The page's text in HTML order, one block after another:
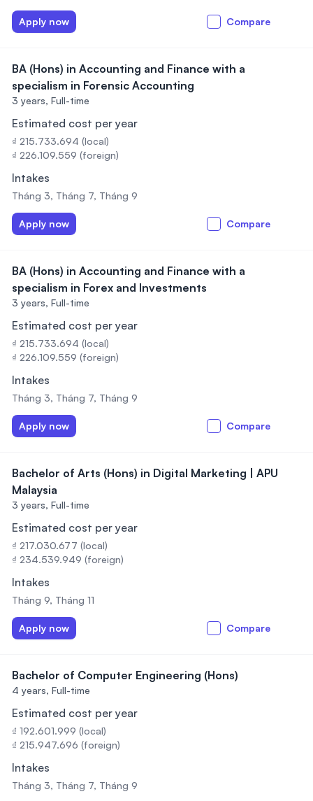
Apply now Compare
BA (Hons) in Accounting and Finance with a
specialism in Forensic Accounting
3 years, Full-time
Estimated cost per year
₫ 215.733.694 (local)
₫ 226.109.559 (foreign)
Intakes
Tháng 3, Tháng 7, Tháng 9
Apply now Compare
BA (Hons) in Accounting and Finance with a
specialism in Forex and Investments
3 years, Full-time
Estimated cost per year
₫ 215.733.694 (local)
₫ 226.109.559 (foreign)
Intakes
Tháng 3, Tháng 7, Tháng 9
Apply now Compare
Bachelor of Arts (Hons) in Digital Marketing | APU
Malaysia
3 years, Full-time
Estimated cost per year
₫ 217.030.677 (local)
₫ 234.539.949 (foreign)
Intakes
Tháng 9, Tháng 11
Apply now Compare
Bachelor of Computer Engineering (Hons)
4 years, Full-time
Estimated cost per year
₫ 192.601.999 (local)
₫ 215.947.696 (foreign)
Intakes
Tháng 3, Tháng 7, Tháng 9